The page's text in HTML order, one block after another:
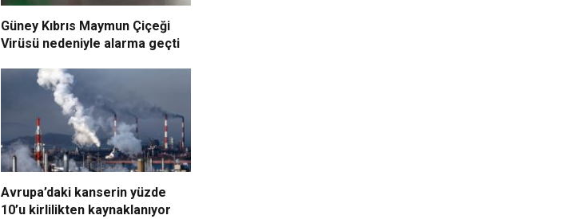
Güney Kıbrıs Maymun Çiçeği
Virüsü nedeniyle alarma geçti
Avrupa’daki kanserin yüzde
10’u kirlilikten kaynaklanıyor